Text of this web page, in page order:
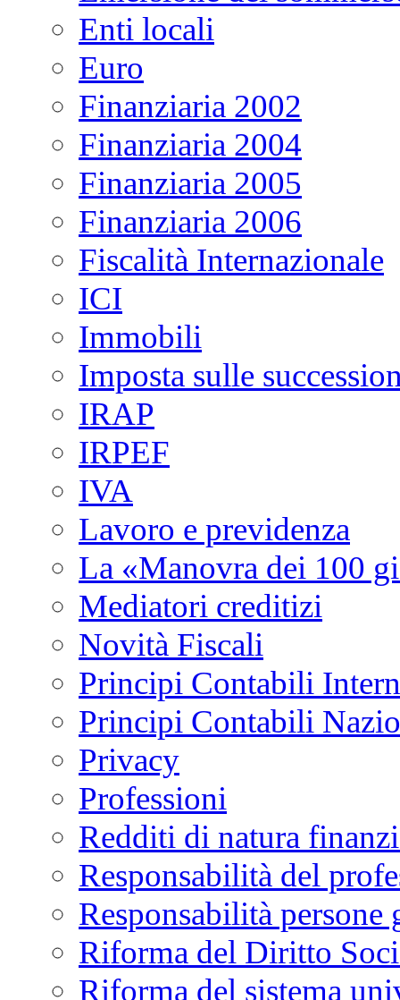
Enti locali
Euro
Finanziaria 2002
Finanziaria 2004
Finanziaria 2005
Finanziaria 2006
Fiscalità Internazionale
ICI
Immobili
Imposta sulle
IRAP
IRPEF
IVA
Lavoro e previdenza
La «Manovra dei 100
Mediatori creditizi
Novità Fiscali
Principi Contabili
Principi Contabili
Privacy
Professioni
Redditi di natura
Responsabilità del
Responsabilità persone
Riforma del Diritto
Riforma del sistema